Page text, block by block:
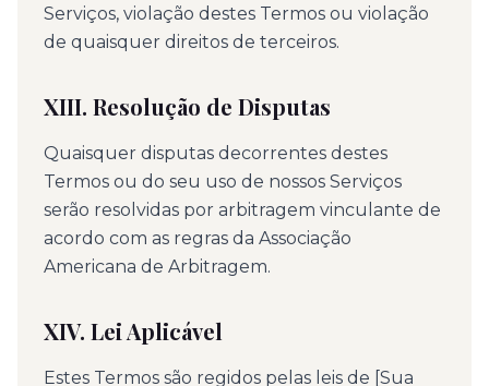
Serviços, violação destes Termos ou violação
de quaisquer direitos de terceiros.
XIII. Resolução de Disputas
Quaisquer disputas decorrentes destes
Termos ou do seu uso de nossos Serviços
serão resolvidas por arbitragem vinculante de
acordo com as regras da Associação
Americana de Arbitragem.
XIV. Lei Aplicável
Estes Termos são regidos pelas leis de [Sua